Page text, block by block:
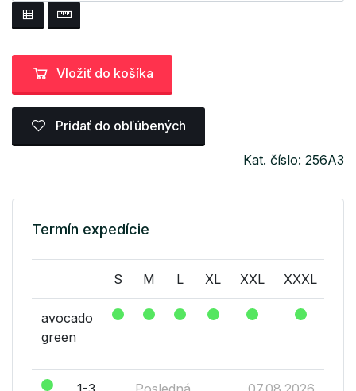
Vložiť do košíka
Pridať do obľúbených
Kat. číslo: 256A3
Termín expedície
S M L XL XXL XXXL
avocado
green